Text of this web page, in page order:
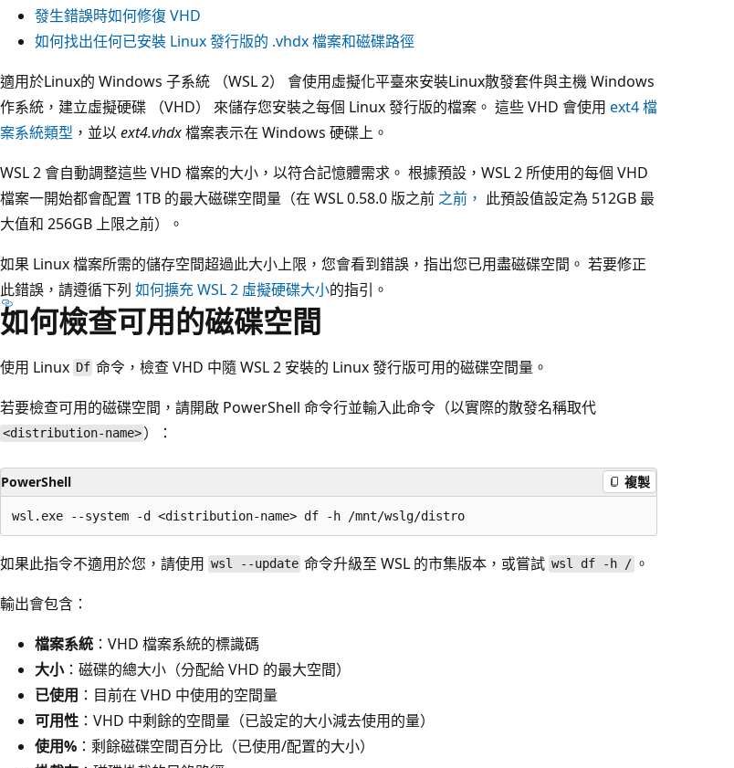
發生錯誤時如何修復 VHD
如何找出任何已安裝 Linux 發行版的 .vhdx 檔案和磁碟路徑
適用於Linux的 Windows 子系統 （WSL 2） 會使用虛擬化平臺來安裝Linux散發套件與主機 Windows
作系統，建立虛擬硬碟 （VHD） 來儲存您安裝之每個 Linux 發行版的檔案。 這些 VHD 會使用 ext4 檔
案系統類型 ，並以ext4.vhdx檔案表示在 Windows 硬碟上。
WSL 2 會自動調整這些 VHD 檔案的大小，以符合記憶體需求。 根據預設，WSL 2 所使用的每個 VHD
檔案一開始都會配置 1TB 的最大磁碟空間量（在 WSL 0.58.0 版之前 之前， 此預設值設定為 512GB 最
大值和 256GB 上限之前）。
如果 Linux 檔案所需的儲存空間超過此大小上限，您會看到錯誤，指出您已用盡磁碟空間。 若要修正
此錯誤，請遵循下列 如何擴充 WSL 2 虛擬硬碟大小的指引。
如何檢查可用的磁碟空間
使用 Linux Df 命令，檢查 VHD 中隨 WSL 2 安裝的 Linux 發行版可用的磁碟空間量。
若要檢查可用的磁碟空間，請開啟 PowerShell 命令行並輸入此命令（以實際的散發名稱取代
<distribution-name> ）：
PowerShell 複製
如果此指令不適用於您，請使用 wsl --update 命令升級至 WSL 的市集版本，或嘗試 wsl df -h / 。
輸出會包含：
檔案系統 ：VHD 檔案系統的標識碼
大小：磁碟的總大小（分配給 VHD 的最大空間）
已使用 ：目前在 VHD 中使用的空間量
可用性 ：VHD 中剩餘的空間量（已設定的大小減去使用的量）
使用% ：剩餘磁碟空間百分比（已使用/配置的大小）